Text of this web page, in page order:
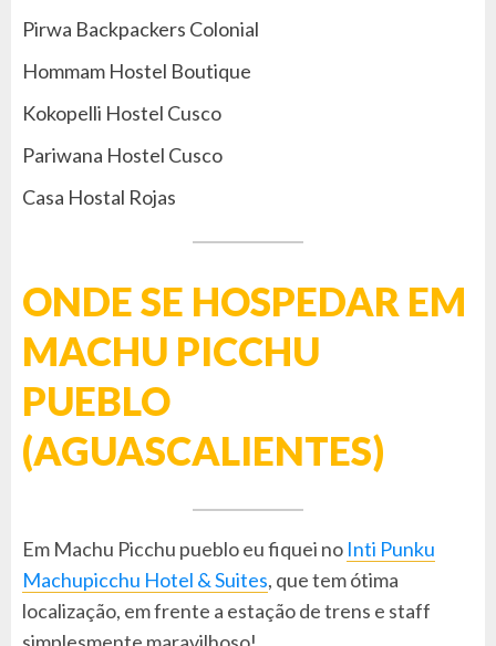
Pirwa Backpackers Colonial
Hommam Hostel Boutique
Kokopelli Hostel Cusco
Pariwana Hostel Cusco
Casa Hostal Rojas
ONDE SE HOSPEDAR EM
MACHU PICCHU
PUEBLO
(AGUASCALIENTES)
Em Machu Picchu pueblo eu fiquei no Inti Punku
Machupicchu Hotel & Suites, que tem ótima
localização, em frente a estação de trens e staff
simplesmente maravilhoso!